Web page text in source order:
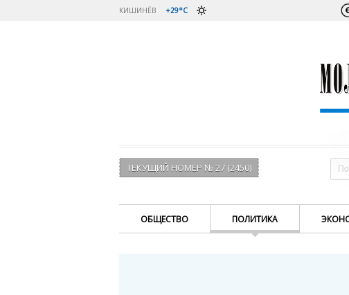
КИШИНЁВ +29°C
ТЕКУЩИЙ НОМЕР № 27 (2450)
ОБЩЕСТВО ПОЛИТИКА